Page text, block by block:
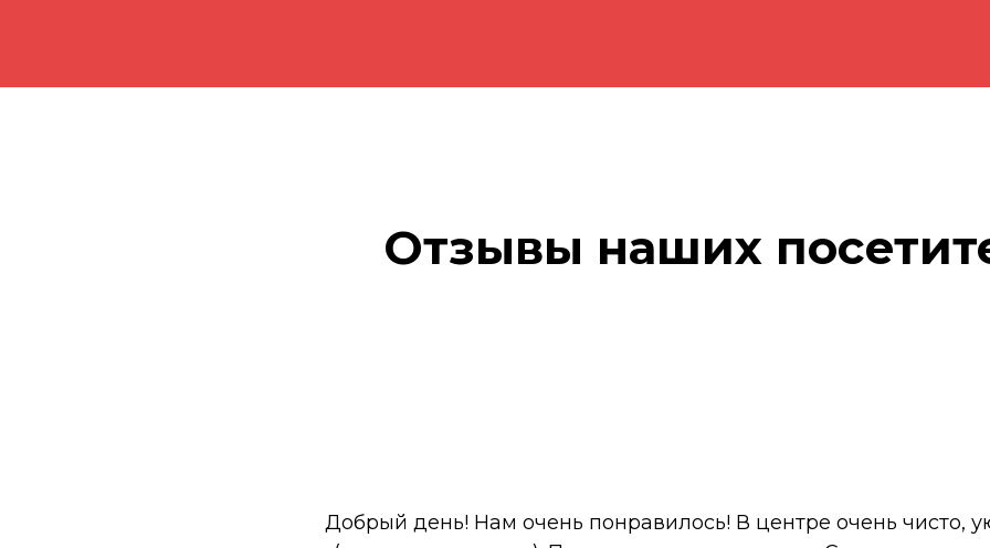
Отзывы наших
Добрый день! Нам очень понравилось! В центре очень чисто,